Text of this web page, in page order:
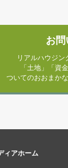
お問
リアルハウジン
「土地」「資
ついてのおおまか
ィアホーム